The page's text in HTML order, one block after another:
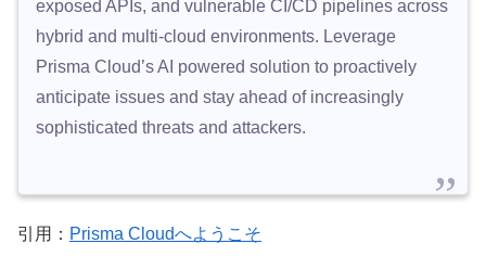
exposed APIs, and vulnerable CI/CD pipelines across
hybrid and multi-cloud environments. Leverage
Prisma Cloud’s AI powered solution to proactively
anticipate issues and stay ahead of increasingly
sophisticated threats and attackers.
引用： Prisma Cloudへようこそ